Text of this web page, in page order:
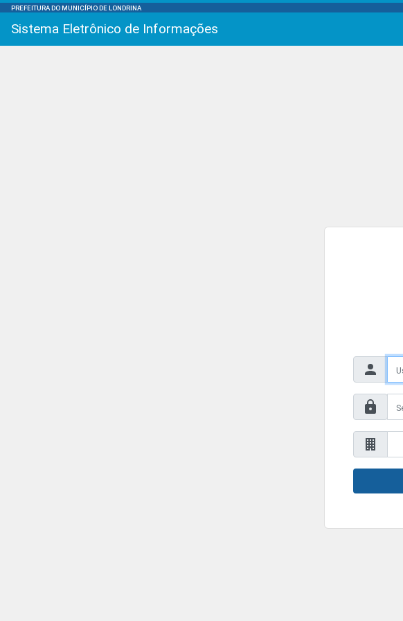
PREFEITURA DO MUNICÍPIO DE LONDRINA
Sistema Eletrônico de Informações